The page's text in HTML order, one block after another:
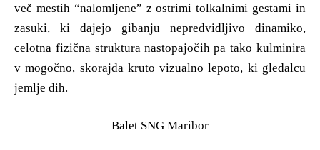
več mestih “nalomljene” z ostrimi tolkalnimi gestami in
zasuki, ki dajejo gibanju nepredvidljivo dinamiko,
celotna fizična struktura nastopajočih pa tako kulminira
v mogočno, skorajda kruto vizualno lepoto, ki gledalcu
jemlje dih.
Balet SNG Maribor